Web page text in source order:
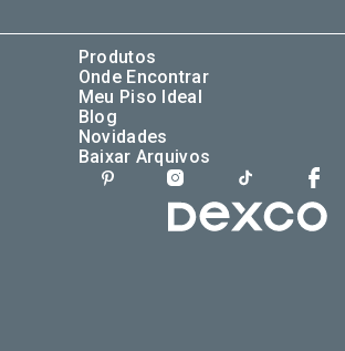
Produtos
Onde Encontrar
Meu Piso Ideal
Blog
Novidades
Baixar Arquivos